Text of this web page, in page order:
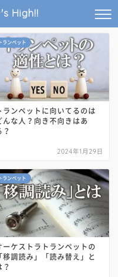
's High!!
トランペット
ランペットに向いてるのは
んな人？向き不向きはあ
？
2024年1月29日
トランペット
ーケストラトランペットの
移調読み」「読み替え」と
？